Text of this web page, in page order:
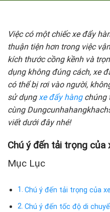
Việc có một chiếc xe đẩy
thuận tiện hơn trong việc
kích thước cồng kềnh và
dụng không đúng cách, xe
có thể bị rơi vào người,
sử dụngxe đẩy hàngchúng
cùng
viết dưới đây nhé!
Chú ý đến tải trọng của
Mục Lục
Chú ý đến tải trọng của
Chú ý đến tốc độ di